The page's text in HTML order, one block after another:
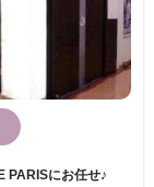
PARISにお任せ♪